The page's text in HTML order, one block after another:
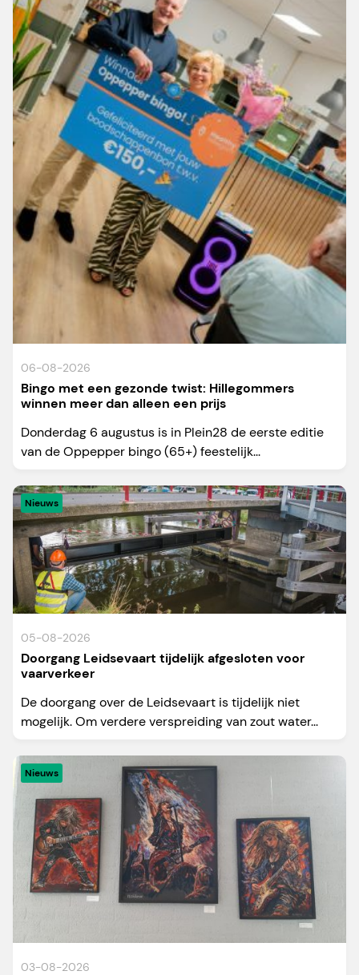
06-08-2026
Bingo met een gezonde twist: Hillegommers
winnen meer dan alleen een prijs
Donderdag 6 augustus is in Plein28 de eerste editie
van de Oppepper bingo (65+) feestelijk...
Nieuws
05-08-2026
Doorgang Leidsevaart tijdelijk afgesloten voor
vaarverkeer
De doorgang over de Leidsevaart is tijdelijk niet
mogelijk. Om verdere verspreiding van zout water...
Nieuws
03-08-2026